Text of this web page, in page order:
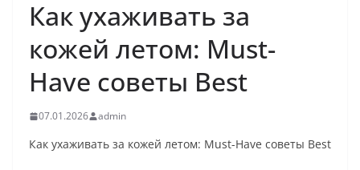
Как ухаживать за
кожей летом: Must-
Have советы Best
07.01.2026 admin
Как ухаживать за кожей летом: Must-Have советы Best